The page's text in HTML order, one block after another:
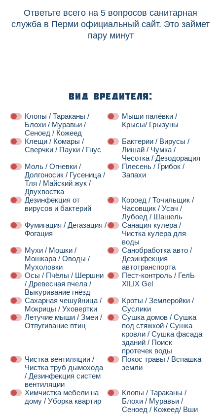
Ответьте всего на 5 вопросов санитарная
служба в Перми официальный сайт. Это займет
пару минут
Вид вредителя:
Клопы / Тараканы /
Блохи / Муравьи /
Сеноед / Кожеед
Мыши палёвки /
Крысы/ Грызуны
Клещи / Комары /
Сверчки / Пауки / Гнус
Бактерии / Вирусы /
Лишай / Чумка /
Чесотка / Дезодорация
Моль / Огневки /
Долгоносик / Гусеница /
Тля / Майский жук /
Двухвостка
Плесень / Грибок /
Запахи
Дезинфекция от
вирусов и бактерий
Короед / Точильщик /
Часовщик / Усач /
Лубоед / Шашель
Фумигация / Дегазация /
Фогация
Санация кулера /
Чистка кулера для
воды
Мухи / Мошки /
Мошкара / Оводы /
Мухоловки
Санобработка авто /
Дезинфекция
автотранспорта
Осы / Пчёлы / Шершни
/ Древесная пчела /
Выкуривание гнёзд
Пест-контроль / ГелЬ
XILIX Gel
Сахарная чешуйница /
Мокрицы / Уховертки
Кроты / Землеройки /
Суслики
Летучие мыши / Змеи /
Отпугивание птиц
Сушка домов / Сушка
под стяжкой / Сушка
кровли / Сушка фасада
зданий / Поиск
протечек воды
Чистка вентиляции /
Чистка труб дымохода
/ Дезинфекция систем
вентиляции
Покос травы / Вспашка
земли
Химчистка мебели на
дому / Уборка квартир
Клопы / Тараканы /
Блохи / Муравьи /
Сеноед / Кожеед/ Вши